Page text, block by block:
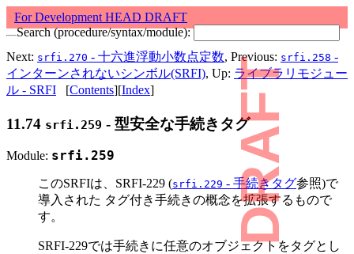
For Development HEAD DRAFT
Search (procedure/syntax/module):
Next: srfi.270 - 十六進浮動小数点定数, Previous: srfi.258 -
インターンされないシンボル(SRFI), Up: ライブラリモジュー
ル - SRFI [Contents][Index]
11.74 srfi.259 - 型安全な手続きタグ
Module: srfi.259
このSRFIは、SRFI-229 (srfi.229 - 手続きタグ参照)で
導入された タグ付き手続きの概念を拡張するもので
す。
SRFI-229では手続きに任意のオブジェクトをタグとし
DRAFT